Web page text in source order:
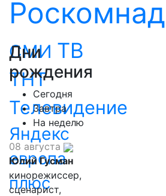
СМИ ТВ
ТНТ
Телевидение
Яндекс
европа
плюс
Дни
рождения
Сегодня
Завтра
На неделю
08 августа
Юлий Гусман
кинорежиссер,
сценарист,